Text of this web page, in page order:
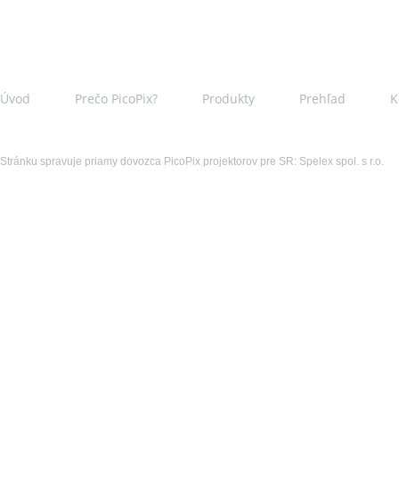
Úvod Prečo PicoPix? Produkty Prehľad
Stránku spravuje priamy dovozca PicoPix projektorov pre SR: Spelex spol. s r.o.